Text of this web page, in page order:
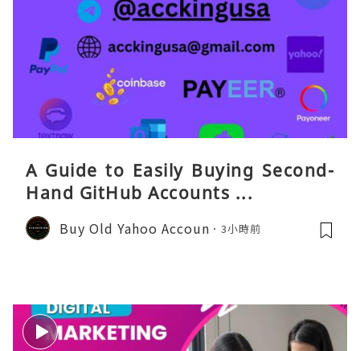
A Guide to Easily Buying Second-
Hand GitHub Accounts ...
Buy Old Yahoo Accoun 3小時前